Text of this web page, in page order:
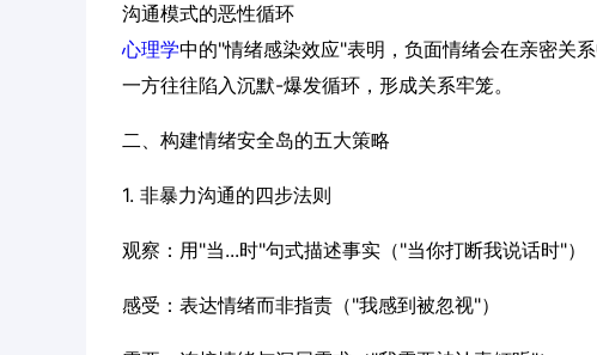
沟通模式的恶性循环
心理学中的"情绪感染效应"表明，负面情绪会在亲密关
一方往往陷入沉默-爆发循环，形成关系牢笼。
二、构建情绪安全岛的五大策略
1. 非暴力沟通的四步法则
观察：用"当...时"句式描述事实（"当你打断我说话时"）
感受：表达情绪而非指责（"我感到被忽视"）